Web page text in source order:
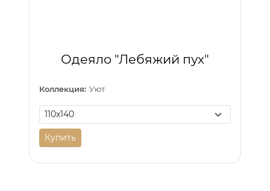
Одеяло "Лебяжий пух"
Коллекция: Уют
Купить